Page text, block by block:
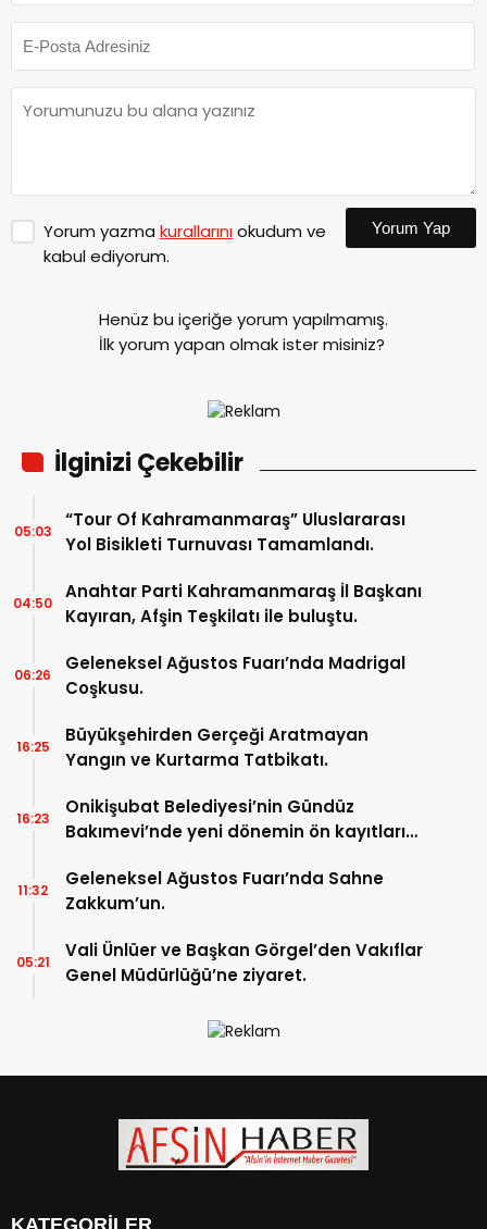
Yorum yazma kurallarınıokudum ve
kabul ediyorum.
Yorum Yap
Henüz bu içeriğe yorum yapılmamış.
İlk yorum yapan olmak ister misiniz?
İlginizi Çekebilir
“Tour Of Kahramanmaraş” Uluslararası
Yol Bisikleti Turnuvası Tamamlandı.
05:03
Anahtar Parti Kahramanmaraş İl Başkanı
Kayıran, Afşin Teşkilatı ile buluştu.
04:50
Geleneksel Ağustos Fuarı’nda Madrigal
Coşkusu.
06:26
Büyükşehirden Gerçeği Aratmayan
Yangın ve Kurtarma Tatbikatı.
16:25
Onikişubat Belediyesi’nin Gündüz
Bakımevi’nde yeni dönemin ön kayıtları
16:23
Geleneksel Ağustos Fuarı’nda Sahne
Zakkum’un.
11:32
Vali Ünlüer ve Başkan Görgel’den Vakıflar
Genel Müdürlüğü’ne ziyaret.
05:21
KATEGORİLER